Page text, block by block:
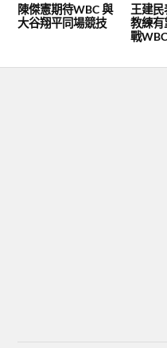
陳傑憲期待WBC 與
大谷翔平同場競技
王建民
教練有
戰